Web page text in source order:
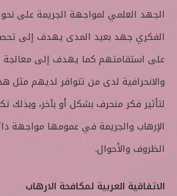
الجهد العلمي لمواجهة الجريمة على
الفكري جهد بعيد المدى يهدف إلى
على استقامتهم كما يهدف إلى معالجة
والانحرافية لدى من تتوافر لديهم مثل
لتأثير فكر منحرف بشكل أو بآخر، وبذلك
الإرهاب والجريمة في عمومها مواجهة
الظروف والأحوال.
الاتفاقية العربية لمكافحة الارهاب